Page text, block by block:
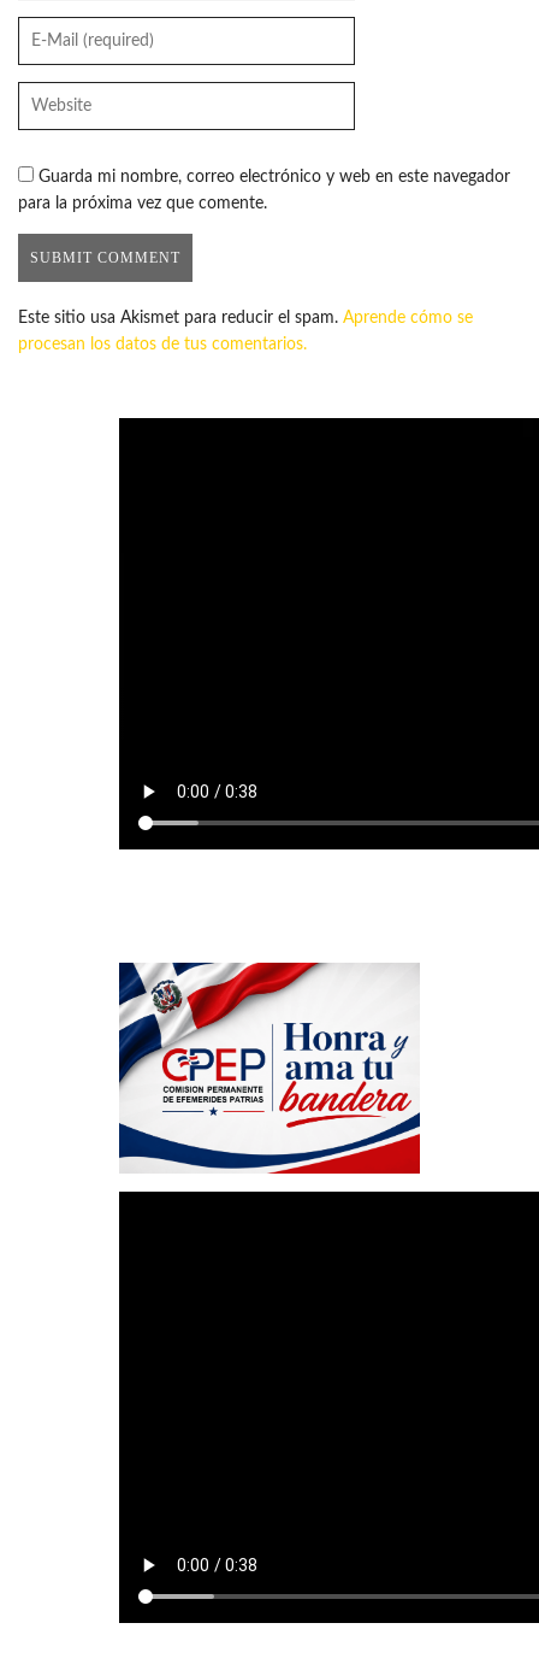
Guarda mi nombre, correo electrónico y web en este navegador
para la próxima vez que comente.
Este sitio usa Akismet para reducir el spam. Aprende cómo se
procesan los datos de tus comentarios.